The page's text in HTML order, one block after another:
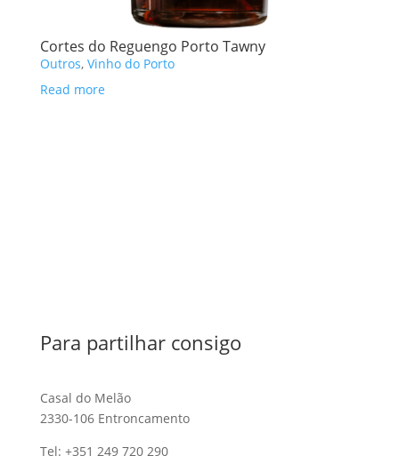
Cortes do Reguengo Porto Tawny
Outros, Vinho do Porto
Read more
Para partilhar consigo
Casal do Melão
2330-106 Entroncamento
Tel: +351 249 720 290